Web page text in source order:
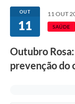
Transparência
Contratos
OUT
11
11 OUT
SAÚDE
Outubro
prevenção do